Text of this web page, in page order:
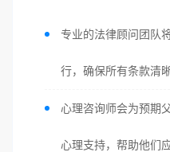
专业的法律顾问团队
行，确保所有条款清
心理咨询师会为预期
心理支持，帮助他们